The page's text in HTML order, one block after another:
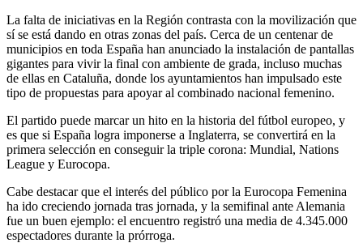
La falta de iniciativas en la Región contrasta con la movilización que
sí se está dando en otras zonas del país. Cerca de un centenar de
municipios en toda España han anunciado la instalación de pantallas
gigantes para vivir la final con ambiente de grada, incluso muchas
de ellas en Cataluña, donde los ayuntamientos han impulsado este
tipo de propuestas para apoyar al combinado nacional femenino.
El partido puede marcar un hito en la historia del fútbol europeo, y
es que si España logra imponerse a Inglaterra, se convertirá en la
primera selección en conseguir la triple corona: Mundial, Nations
League y Eurocopa.
Cabe destacar que el interés del público por la Eurocopa Femenina
ha ido creciendo jornada tras jornada, y la semifinal ante Alemania
fue un buen ejemplo: el encuentro registró una media de 4.345.000
espectadores durante la prórroga.